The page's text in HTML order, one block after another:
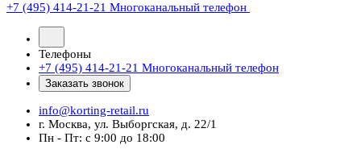
+7 (495) 414-21-21 Многоканальный телефон
Телефоны
+7 (495) 414-21-21 Многоканальный телефон
Заказать звонок
info@korting-retail.ru
г. Москва, ул. Выборгская, д. 22/1
Пн - Пт: с 9:00 до 18:00